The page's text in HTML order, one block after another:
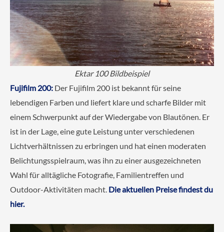
Ektar 100 Bildbeispiel
Fujifilm 200: Der Fujifilm 200 ist bekannt für seine
lebendigen Farben und liefert klare und scharfe Bilder mit
einem Schwerpunkt auf der Wiedergabe von Blautönen. Er
ist in der Lage, eine gute Leistung unter verschiedenen
Lichtverhältnissen zu erbringen und hat einen moderaten
Belichtungsspielraum, was ihn zu einer ausgezeichneten
Wahl für alltägliche Fotografie, Familientreffen und
Outdoor-Aktivitäten macht. Die aktuellen Preise findest du
hier.